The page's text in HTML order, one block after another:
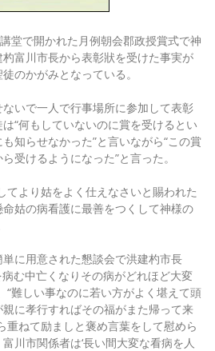
堂で開かれた月例朝会郡政授賞式で神
富川市長から表彰狀を受けた事実が
のかがみとなっている。
いで一人で行事場所に参加して表彰
“何もしていないのに賞を受けるとい
知らせなかった”と言いながら“この賞
受けるようになった”と言った。
てより姑をよく仕えなさいと賜われた
姑の病看護に最善をつくして神様の
に用意された懇談会で洪建杓市長
む中亡くなりその病がどれほど大変
“難しい事なのに若い方がよく堪えて頭
に孝行すればその福がまた帰って来
重ねて励ましと褒め言葉をして慰めら
川市関係者は‘長い間大変な看病を人